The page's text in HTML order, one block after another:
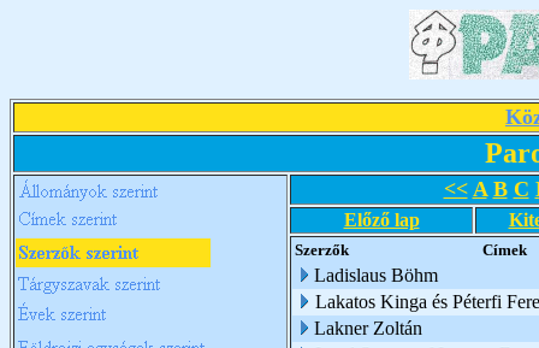
<< A B C
Előző lap
Szerzők Címek
Ladislaus Böhm
Lakatos Kinga és Péterfi
Lakner Zoltán